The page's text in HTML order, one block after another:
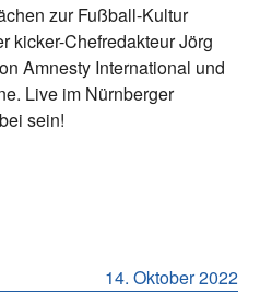
zur Fußball-Kultur
kicker-Chefredakteur Jörg
Amnesty International und
Live im Nürnberger
sein!
14. Oktober 2022